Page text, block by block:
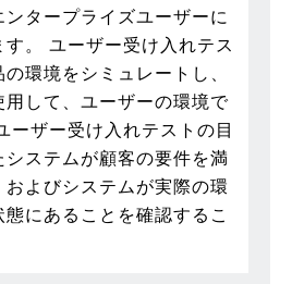
タープライズユーザーに
。 ユーザー受け入れテス
環境をシミュレートし、
して、ユーザーの環境で
ーザー受け入れテストの目
ステムが顧客の要件を満
よびシステムが実際の環
にあることを確認するこ